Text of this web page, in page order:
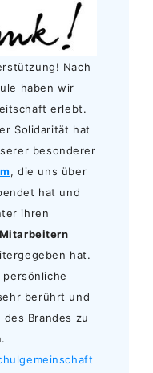
Nach
haben wir
erlebt.
Solidarität hat
besonderer
, die uns über
hat und
ihren
hat.
berührt und
Brandes zu